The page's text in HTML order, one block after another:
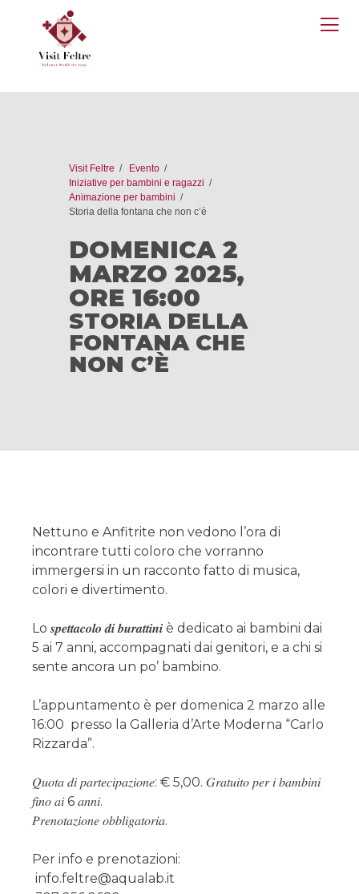
Visit Feltre
Evento
Iniziative per bambini e ragazzi
Animazione per bambini
Storia della fontana che non c’è
DOMENICA 2
MARZO 2025,
ORE 16:00
STORIA DELLA
FONTANA CHE
NON C’È
Nettuno e Anfitrite non vedono l’ora di
incontrare tutti coloro che vorranno
immergersi in un racconto fatto di musica,
colori e divertimento.
Lo 𝒔𝒑𝒆𝒕𝒕𝒂𝒄𝒐𝒍𝒐 𝒅𝒊 𝒃𝒖𝒓𝒂𝒕𝒕𝒊𝒏𝒊 è dedicato ai bambini dai
5 ai 7 anni, accompagnati dai genitori, e a chi si
sente ancora un po’ bambino.
L’appuntamento è per domenica 2 marzo alle
16:00 presso la Galleria d’Arte Moderna “Carlo
Rizzarda”.
𝑄𝑢𝑜𝑡𝑎 𝑑𝑖 𝑝𝑎𝑟𝑡𝑒𝑐𝑖𝑝𝑎𝑧𝑖𝑜𝑛𝑒: € 5,00. 𝐺𝑟𝑎𝑡𝑢𝑖𝑡𝑜 𝑝𝑒𝑟 𝑖 𝑏𝑎𝑚𝑏𝑖𝑛𝑖
𝑓𝑖𝑛𝑜 𝑎𝑖 6 𝑎𝑛𝑛𝑖.
𝑃𝑟𝑒𝑛𝑜𝑡𝑎𝑧𝑖𝑜𝑛𝑒 𝑜𝑏𝑏𝑙𝑖𝑔𝑎𝑡𝑜𝑟𝑖𝑎.
Per info e prenotazioni:
info.feltre@aqualab.it